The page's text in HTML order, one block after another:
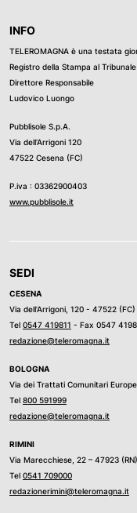
INFO
TELEROMAGNA è una testata
Registro della Stampa al
Direttore Responsabile
Ludovico Luongo
Pubblisole S.p.A.
Via dell’Arrigoni 120
47522 Cesena (FC)
P.iva : 03362900403
www.pubblisole.it
SEDI
CESENA
Via dell’Arrigoni, 120 - 47522 (FC)
Tel 0547 419811 - Fax 0547
redazione@teleromagna.it
BOLOGNA
Via dei Trattati Comunitari
Tel 800 591999
redazione@teleromagna.it
RIMINI
Via Marecchiese, 22 – 47923 (RN)
Tel 0541 709000
redazionerimini@teleromagna.it